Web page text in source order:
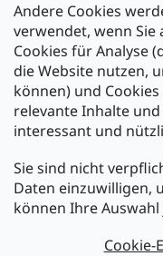
Andere Cookies
verwendet, wenn Sie
Cookies für Analyse
die Website nutzen,
können) und
relevante Inhalte
interessant und
Sie sind nicht
Daten einzuwilligen,
können Ihre
Cookie-
Zahlarten:
Newsletter
Legen Sie Ihre E-Mail
über neue Produkte in